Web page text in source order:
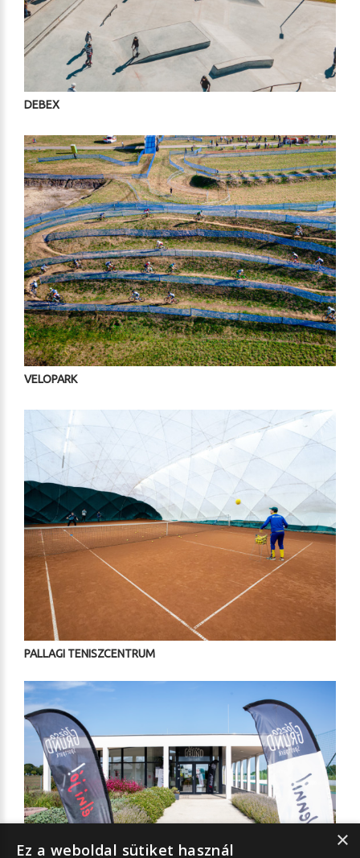
DEBEX
VELOPARK
PALLAGI TENISZCENTRUM
×
Ez a weboldal sütiket használ